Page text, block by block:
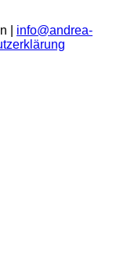
| info@andrea-